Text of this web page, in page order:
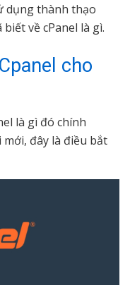
dụng thành thạo
về cPanel là gì.
cho
là gì đó chính
đây là điều bắt